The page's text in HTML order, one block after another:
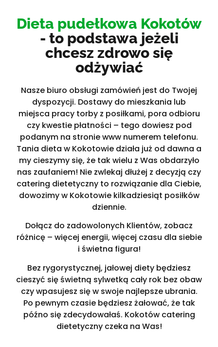
Dieta pudełkowa Kokotów
- to podstawa jeżeli
chcesz zdrowo się
odżywiać
Nasze biuro obsługi zamówień jest do Twojej
dyspozycji. Dostawy do mieszkania lub
miejsca pracy torby z posiłkami, pora odbioru
czy kwestie płatności – tego dowiesz pod
podanym na stronie www numerem telefonu.
Tania dieta w Kokotowie działa już od dawna a
my cieszymy się, że tak wielu z Was obdarzyło
nas zaufaniem! Nie zwlekaj dłużej z decyzją czy
catering dietetyczny to rozwiązanie dla Ciebie,
dowozimy w Kokotowie kilkadziesiąt posiłków
dziennie.
Dołącz do zadowolonych Klientów, zobacz
różnicę – więcej energii, więcej czasu dla siebie
i świetna figura!
Bez rygorystycznej, jałowej diety będziesz
cieszyć się świetną sylwetką cały rok bez obaw
czy wpasujesz się w swoje najlepsze ubrania.
Po pewnym czasie będziesz żałować, że tak
późno się zdecydowałaś. Kokotów catering
dietetyczny czeka na Was!